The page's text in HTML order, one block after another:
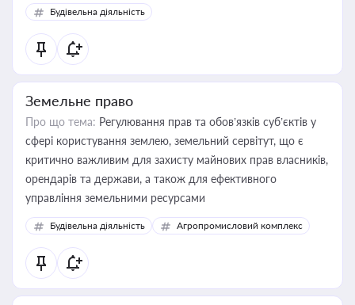
Будівельна діяльність
Земельне право
Про що тема: Регулювання прав та обов’язків суб’єктів у
сфері користування землею, земельний сервітут, що є
критично важливим для захисту майнових прав власників,
орендарів та держави, а також для ефективного
управління земельними ресурсами
Будівельна діяльність Агропромисловий комплекс